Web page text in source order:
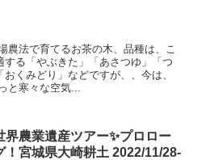
農法で育てるお茶の木、品種は、こ
る「やぶきた」「あさつゆ」「つ
くみどり」などですが、、今は、
と寒々な空気...
界農業遺産ツアー✨プロロー
！宮城県大崎耕土 2022/11/28-